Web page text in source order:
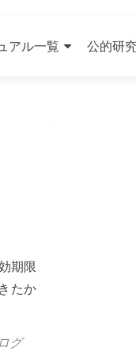
アル一覧 公的研
期限
たか
ログ